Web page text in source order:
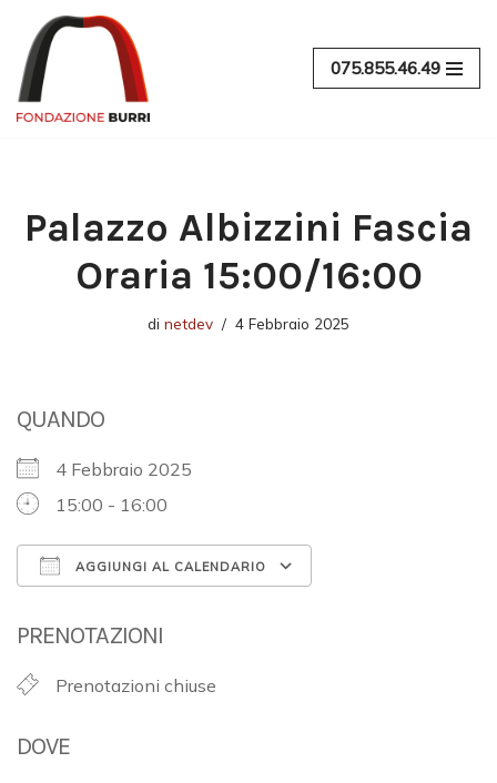
Vai
al
contenuto
075.855.46.49
Palazzo Albizzini Fascia
Oraria 15:00/16:00
di netdev 4 Febbraio 2025
QUANDO
4 Febbraio 2025
15:00 - 16:00
AGGIUNGI AL CALENDARIO
PRENOTAZIONI
Prenotazioni chiuse
DOVE